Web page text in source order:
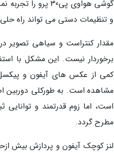
گوشی هواوی
و تنظیمات دستی می تواند راه
برخوردار نیست. این مشکل با
کمی از عکس های آیفون و پیکسل
مطرح گردد.
لنز کوچک آیفون و پردازش بیش